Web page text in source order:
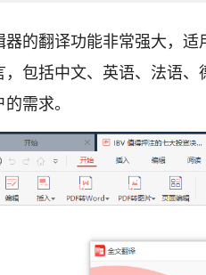
器的翻译功能非常强大，
，包括中文、英语、法语
需求。